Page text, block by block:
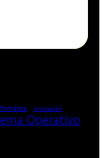
innovación
Operativo